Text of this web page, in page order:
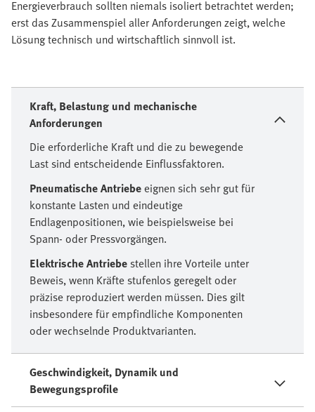
Energieverbrauch sollten niemals isoliert betrachtet werden;
erst das Zusammenspiel aller Anforderungen zeigt, welche
Lösung technisch und wirtschaftlich sinnvoll ist.
Kraft, Belastung und mechanische
Anforderungen
Die erforderliche Kraft und die zu bewegende
Last sind entscheidende Einflussfaktoren.
Pneumatische Antriebeeignen sich sehr gut für
konstante Lasten und eindeutige
Endlagenpositionen, wie beispielsweise bei
Spann- oder Pressvorgängen.
Elektrische Antriebe stellen ihre Vorteile unter
Beweis, wenn Kräfte stufenlos geregelt oder
präzise reproduziert werden müssen. Dies gilt
insbesondere für empfindliche Komponenten
oder wechselnde Produktvarianten.
Geschwindigkeit, Dynamik und
Bewegungsprofile